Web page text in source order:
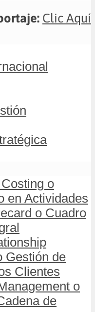
Clic Aquí
o
en Actividades
o Cuadro
Gestión de
Clientes
o
de